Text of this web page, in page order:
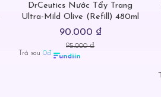
DrCeutics Nước Tẩy Trang
Ultra-Mild Olive (Refill) 480ml
90.000 ₫
95.000 ₫
Trả sau 0đ